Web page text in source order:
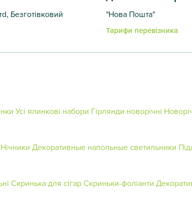
Безготівковий "Нова Пошта"
Тарифи перевізника
Усі ялинкові набори Гірлянди новорічні
Нічники Декоративные напольные светильники
Скринька для сігарСкриньки-фоліанти